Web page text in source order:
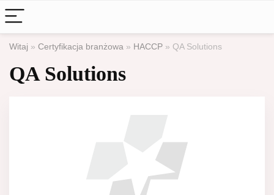
Witaj » Certyfikacja branżowa » HACCP » QA Solutions
QA Solutions